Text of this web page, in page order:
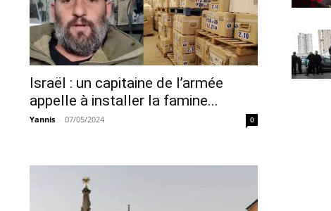
Israël : un capitaine de l’armée
appelle à installer la famine...
Yannis - 07/05/2024 0